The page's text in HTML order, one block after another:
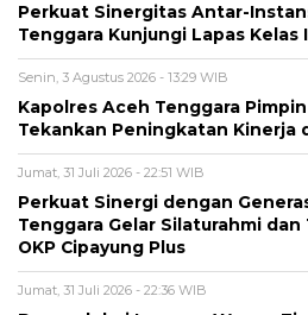
Perkuat Sinergitas Antar-
Tenggara Kunjungi Lapas Kelas
Senin, 3 Agustus 2026 - 13:29 WIB
Kapolres Aceh Tenggara
Tekankan Peningkatan Kinerja
Jumat, 31 Juli 2026 - 22:51 WIB
Perkuat Sinergi dengan
Tenggara Gelar Silaturahmi dan
OKP Cipayung Plus
Jumat, 31 Juli 2026 - 22:36 WIB